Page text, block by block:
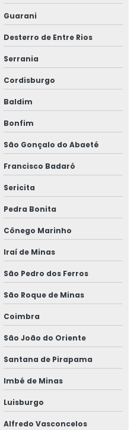
Guarani
Desterro de Entre Rios
Serrania
Cordisburgo
Baldim
Bonfim
São Gonçalo do Abaeté
Francisco Badaró
Sericita
Pedra Bonita
Cônego Marinho
Iraí de Minas
São Pedro dos Ferros
São Roque de Minas
Coimbra
São João do Oriente
Santana de Pirapama
Imbé de Minas
Luisburgo
Alfredo Vasconcelos